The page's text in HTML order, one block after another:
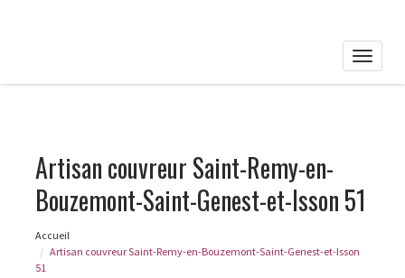
Toggle
Artisan couvreur Saint-Remy-en-
Bouzemont-Saint-Genest-et-Isson 51
Accueil
Artisan couvreur Saint-Remy-en-Bouzemont-Saint-Genest-et-Isson
51